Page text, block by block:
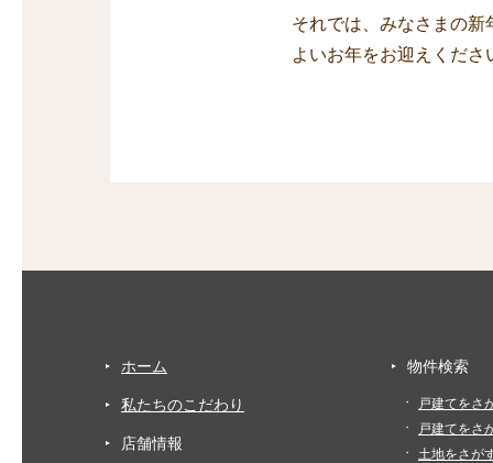
それでは、みなさまの
よいお年をお迎えくださ
ホーム
私たちのこだわり
店舗情報
物件検索
戸建てをさ
戸建てをさ
土地をさが